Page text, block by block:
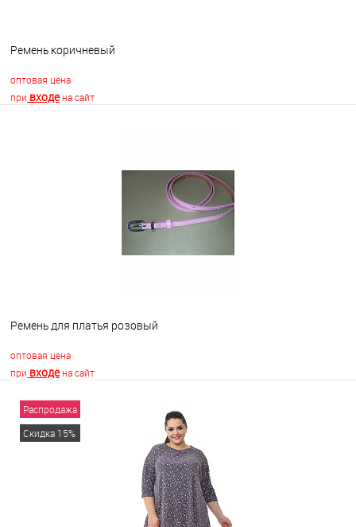
Ремень коричневый
оптовая цена
при входена сайт
Недоступно
Ремень для платья розовый
оптовая цена
при входена сайт
В корзину
Распродажа
Скидка 15%